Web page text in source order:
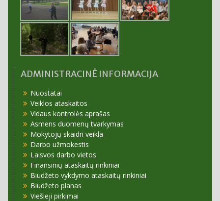
ADMINISTRACINĖ INFORMACIJA
Nuostatai
Veiklos ataskaitos
Vidaus kontrolės aprašas
Asmens duomenų tvarkymas
Mokytojų skaidri veikla
Darbo užmokestis
Laisvos darbo vietos
Finansinių ataskaitų rinkiniai
Biudžeto vykdymo ataskaitų rinkiniai
Biudžeto planas
Viešieji pirkimai